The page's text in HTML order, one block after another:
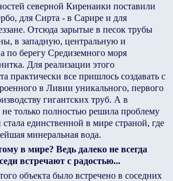
северной Киренаики поставили
для Сирта - в Сарире и для
Отсюда зарытые в песок трубы
в западную, центральную и
по берегу Средиземного моря
Для реализации этого
практически все пришлось создавать с
в Ливии уникального, первого
гигантских труб. А в
только полностью решила проблему
единственной в мире страной, где
минеральная вода.
в мире? Ведь далеко не всегда
встречают с радостью...
объекта было встречено в соседних